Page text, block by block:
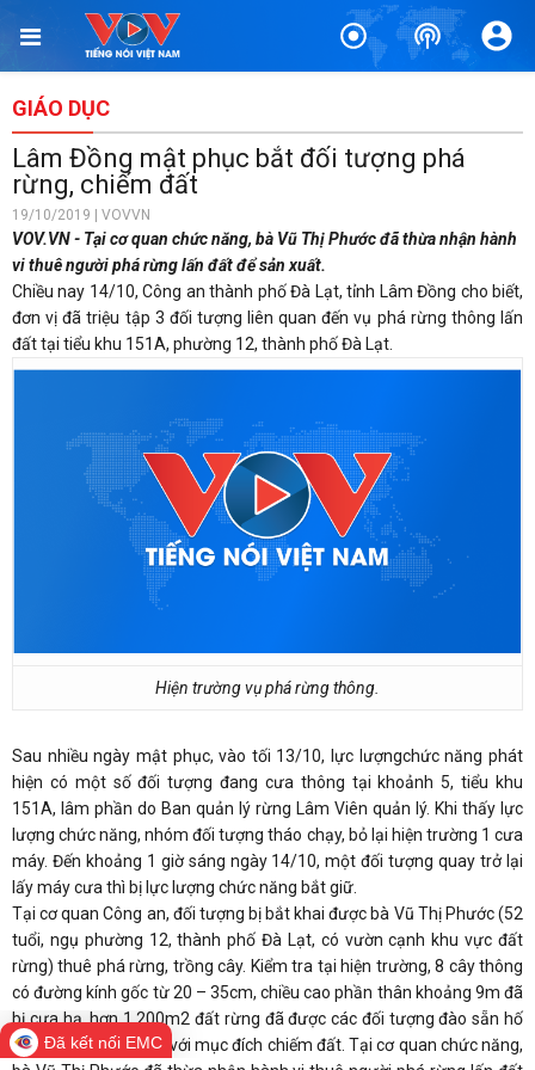
GIÁO DỤC
Lâm Đồng mật phục bắt đối tượng phá
rừng, chiếm đất
19/10/2019 | VOVVN
VOV.VN - Tại cơ quan chức năng, bà Vũ Thị Phước đã thừa nhận hành
vi thuê người phá rừng lấn đất để sản xuất.
Chiều nay 14/10, Công an thành phố Đà Lạt, tỉnh Lâm Đồng cho biết,
đơn vị đã triệu tập 3 đối tượng liên quan đến vụ phá rừng thông lấn
đất tại tiểu khu 151A, phường 12, thành phố Đà Lạt.
Hiện trường vụ phá rừng thông.
Sau nhiều ngày mật phục, vào tối 13/10, lực lượngchức năng phát
hiện có một số đối tượng đang cưa thông tại khoảnh 5, tiểu khu
151A, lâm phần do Ban quản lý rừng Lâm Viên quản lý. Khi thấy lực
lượng chức năng, nhóm đối tượng tháo chạy, bỏ lại hiện trường 1 cưa
máy. Đến khoảng 1 giờ sáng ngày 14/10, một đối tượng quay trở lại
lấy máy cưa thì bị lực lượng chức năng bắt giữ.
Tại cơ quan Công an, đối tượng bị bắt khai được bà Vũ Thị Phước (52
tuổi, ngụ phường 12, thành phố Đà Lạt, có vườn cạnh khu vực đất
rừng) thuê phá rừng, trồng cây. Kiểm tra tại hiện trường, 8 cây thông
có đường kính gốc từ 20 – 35cm, chiều cao phần thân khoảng 9m đã
bị cưa hạ, hơn 1.200m2 đất rừng đã được các đối tượng đào sẵn hố
để trồng cây bơ, xoài với mục đích chiếm đất. Tại cơ quan chức năng,
Đã kết nối EMC